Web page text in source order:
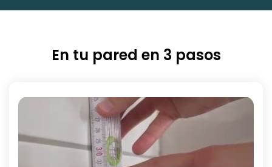
En tu pared en 3 pasos